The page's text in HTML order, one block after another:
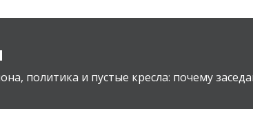
политика и пустые кресла: почему